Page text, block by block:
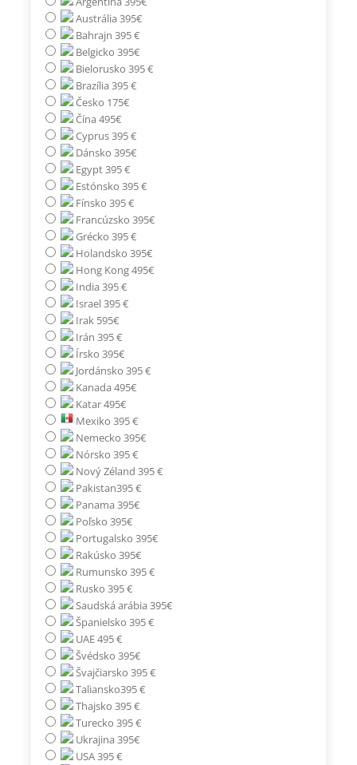
Austrália 395€
Bahrajn 395 €
Belgicko 395€
Bielorusko 395 €
Brazília 395 €
Česko 175€
Čína 495€
Cyprus 395 €
Dánsko 395€
Egypt 395 €
Estónsko 395 €
Fínsko 395 €
Francúzsko 395€
Grécko 395 €
Holandsko 395€
Hong Kong 495€
India 395 €
Israel 395 €
Irak 595€
Irán 395 €
Írsko 395€
Jordánsko 395 €
Kanada 495€
Katar 495€
Mexiko 395 €
Nemecko 395€
Nórsko 395 €
Nový Zéland 395 €
Pakistan395 €
Panama 395€
Poľsko 395€
Portugalsko 395€
Rakúsko 395€
Rumunsko 395 €
Rusko 395 €
Saudská arábia 395€
Španielsko 395 €
UAE 495 €
Švédsko 395€
Švajčiarsko 395 €
Taliansko395 €
Thajsko 395 €
Turecko 395 €
Ukrajina 395€
USA 395 €